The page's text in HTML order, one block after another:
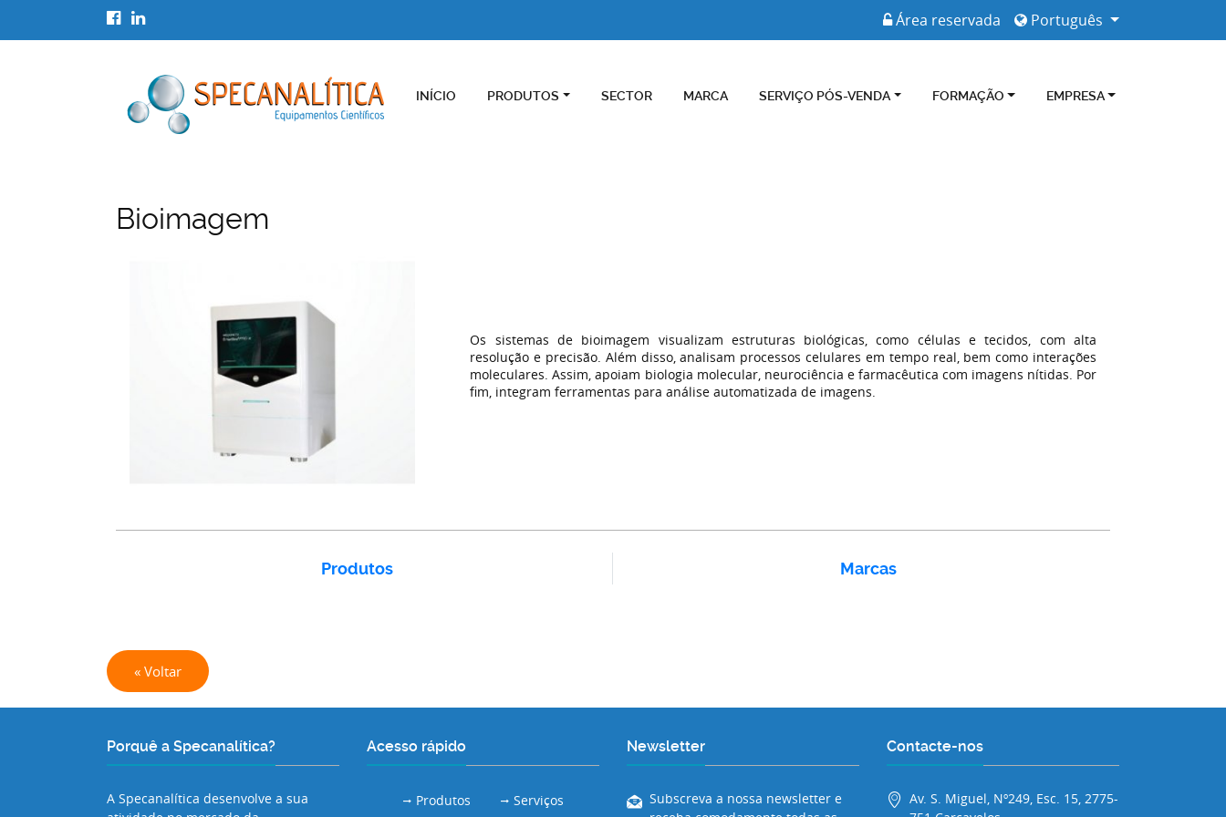
Português
Área reservada
INÍCIO PRODUTOS SECTOR MARCA SERVIÇO PÓS-VENDA FORMAÇÃO EMPRESA
Bioimagem
Os sistemas de bioimagem visualizam estruturas biológicas, como células e tecidos, com alta
resolução e precisão. Além disso, analisam processos celulares em tempo real, bem como interações
moleculares. Assim, apoiam biologia molecular, neurociência e farmacêutica com imagens nítidas. Por
fim, integram ferramentas para análise automatizada de imagens.
Produtos Marcas
« Voltar
Porquê a Specanalítica?
A Specanalítica desenvolve a sua
Acesso rápido
Produtos Serviços
Newsletter
Subscreva a nossa newsletter e
Contacte-nos
Av. S. Miguel, Nº249, Esc. 15, 2775-